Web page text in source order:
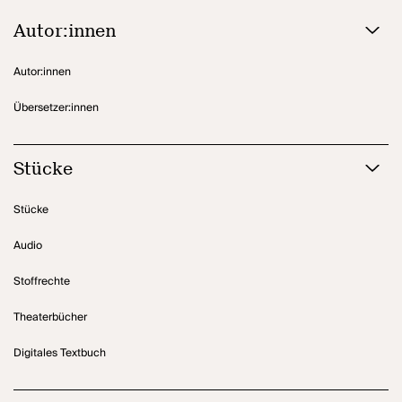
Autor:innen
Autor:innen
Übersetzer:innen
Stücke
Stücke
Audio
Stoffrechte
Theaterbücher
Digitales Textbuch